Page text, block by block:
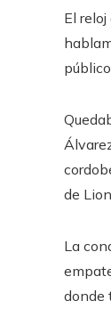
El
de
La
donde